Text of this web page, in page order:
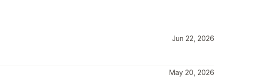
Jun 22, 2026
May 20, 2026